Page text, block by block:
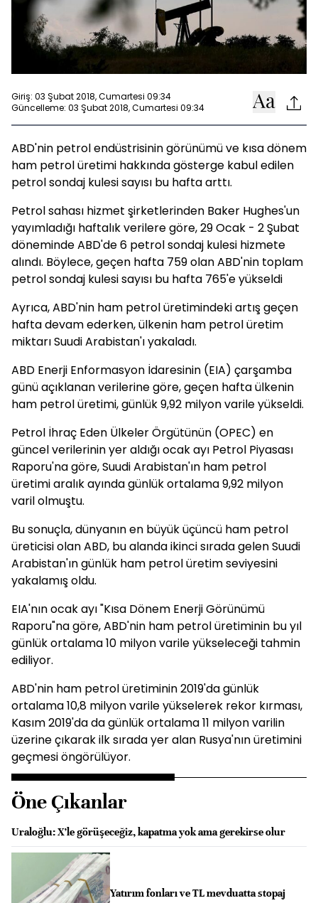
Giriş: 03 Şubat 2018, Cumartesi 09:34
Güncelleme: 03 Şubat 2018, Cumartesi 09:34
ABD'nin petrol endüstrisinin görünümü ve kısa dönem
ham petrol üretimi hakkında gösterge kabul edilen
petrol sondaj kulesi sayısı bu hafta arttı.
Petrol sahası hizmet şirketlerinden Baker Hughes'un
yayımladığı haftalık verilere göre, 29 Ocak - 2 Şubat
döneminde ABD'de 6 petrol sondaj kulesi hizmete
alındı. Böylece, geçen hafta 759 olan ABD'nin toplam
petrol sondaj kulesi sayısı bu hafta 765'e yükseldi
Ayrıca, ABD'nin ham petrol üretimindeki artış geçen
hafta devam ederken, ülkenin ham petrol üretim
miktarı Suudi Arabistan'ı yakaladı.
ABD Enerji Enformasyon İdaresinin (EIA) çarşamba
günü açıklanan verilerine göre, geçen hafta ülkenin
ham petrol üretimi, günlük 9,92 milyon varile yükseldi.
Petrol İhraç Eden Ülkeler Örgütünün (OPEC) en
güncel verilerinin yer aldığı ocak ayı Petrol Piyasası
Raporu'na göre, Suudi Arabistan'ın ham petrol
üretimi aralık ayında günlük ortalama 9,92 milyon
varil olmuştu.
Bu sonuçla, dünyanın en büyük üçüncü ham petrol
üreticisi olan ABD, bu alanda ikinci sırada gelen Suudi
Arabistan'ın günlük ham petrol üretim seviyesini
yakalamış oldu.
EIA'nın ocak ayı "Kısa Dönem Enerji Görünümü
Raporu"na göre, ABD'nin ham petrol üretiminin bu yıl
günlük ortalama 10 milyon varile yükseleceği tahmin
ediliyor.
ABD'nin ham petrol üretiminin 2019'da günlük
ortalama 10,8 milyon varile yükselerek rekor kırması,
Kasım 2019'da da günlük ortalama 11 milyon varilin
üzerine çıkarak ilk sırada yer alan Rusya'nın üretimini
geçmesi öngörülüyor.
Öne Çıkanlar
Uraloğlu: X’le görüşeceğiz, kapatma yok ama gerekirse olur
Yatırım fonları ve TL mevduatta stopaj